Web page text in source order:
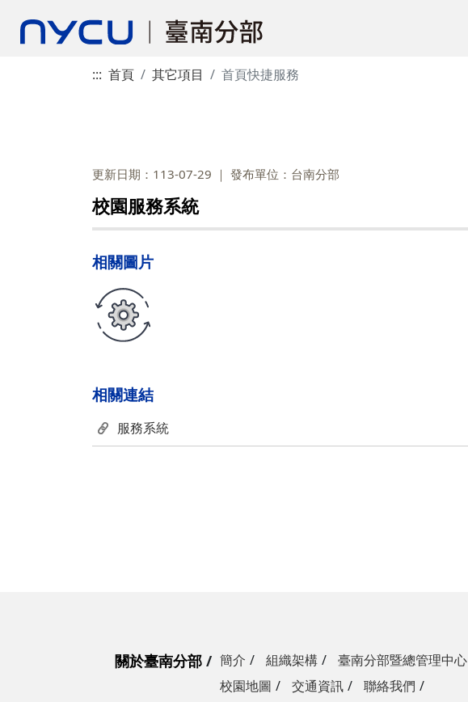
::: 首頁 其它項目 首頁快捷服務
更新日期：113-07-29 發布單位：台南分部
校園服務系統
相關圖片
相關連結
服務系統
關於臺南分部 簡介 組織架構
臺南分部暨總管理中心
校園地圖
交通資訊
聯絡我們